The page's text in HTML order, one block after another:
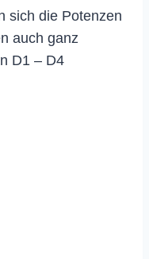
sich die Potenzen
auch ganz
D1 – D4